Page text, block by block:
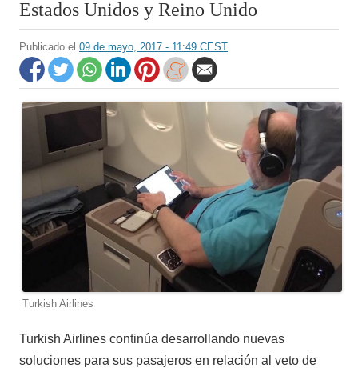
Estados Unidos y Reino Unido
Publicado el 09 de mayo, 2017 - 11:49 CEST
Turkish Airlines
Turkish Airlines continúa desarrollando nuevas
soluciones para sus pasajeros en relación al veto de